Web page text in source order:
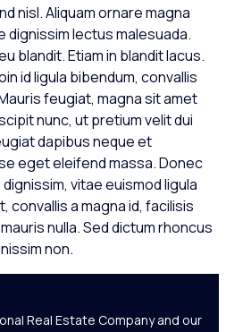
nisl. Aliquam ornare magna
dignissim lectus malesuada.
blandit. Etiam in blandit lacus.
id ligula bibendum, convallis
feugiat, magna sit amet
nunc, ut pretium velit dui
dapibus neque et
eget eleifend massa. Donec
vitae euismod ligula
convallis a magna id, facilisis
nulla. Sed dictum rhoncus
non.
Real Estate Company and our